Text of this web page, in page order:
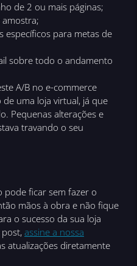
de 2 ou mais páginas;
específicos para metas de
sobre todo o andamento
A/B no e-commerce
uma loja virtual, já que
Pequenas alterações e
travando o seu
pode ficar sem fazer o
mãos à obra e não fique
o sucesso da sua loja
assine a nossa
atualizações diretamente